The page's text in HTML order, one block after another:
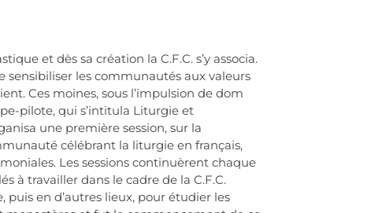
et dès sa création la C.F.C. s’y associa.
les communautés aux valeurs
Ces moines, sous l’impulsion de dom
pilote, qui s’intitula Liturgie et
une première session, sur la
célébrant la liturgie en français,
Les sessions continuèrent chaque
à travailler dans le cadre de la C.F.C.
puis en d’autres lieux, pour étudier les